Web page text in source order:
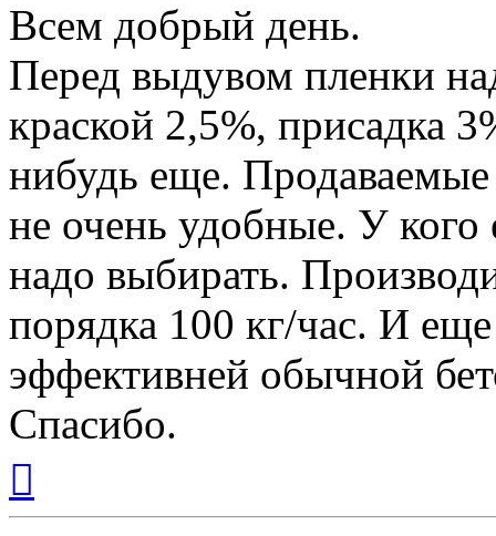
Всем добрый день.
Перед выдувом пленки
краской 2,5%, присадка
нибудь еще.
не очень удобные. У кого
надо выбирать.
порядка 100 кг/час. И
эффективней обычной
Спасибо.
началу